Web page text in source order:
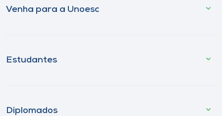
Venha para a Unoesc
Estudantes
Diplomados